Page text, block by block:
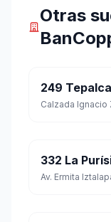
Otras
249
332 La